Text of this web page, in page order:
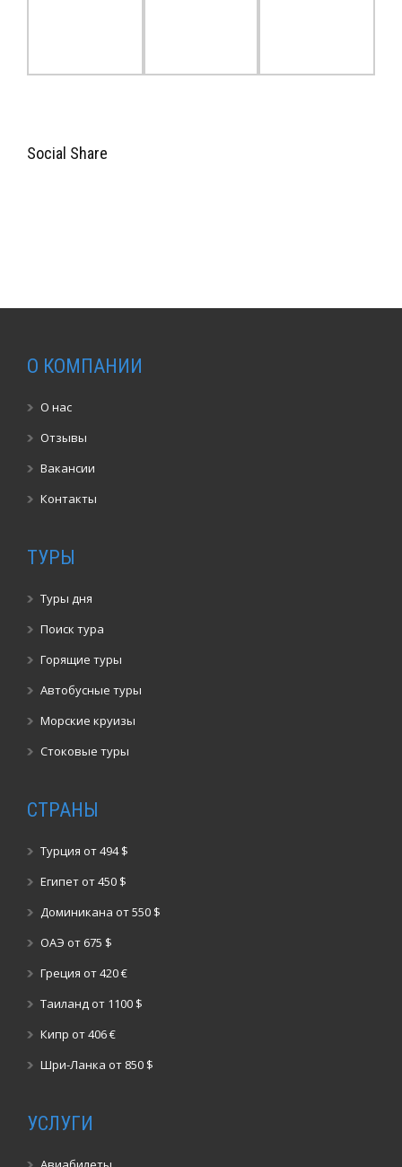
Social Share
О КОМПАНИИ
О нас
Отзывы
Вакансии
Контакты
ТУРЫ
Туры дня
Поиск тура
Горящие туры
Автобусные туры
Морские круизы
Стоковые туры
СТРАНЫ
Турция от 494 $
Египет от 450 $
Доминикана от 550 $
ОАЭ от 675 $
Греция от 420 €
Таиланд от 1100 $
Кипр от 406 €
Шри-Ланка от 850 $
УСЛУГИ